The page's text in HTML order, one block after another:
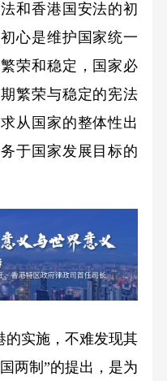
和香港国安法的初
心是维护国家统一
荣和稳定，国家必
繁荣与稳定的宪法
从国家的整体性出
于国家发展目标的
实施，不难发现其
两制”的提出，是为